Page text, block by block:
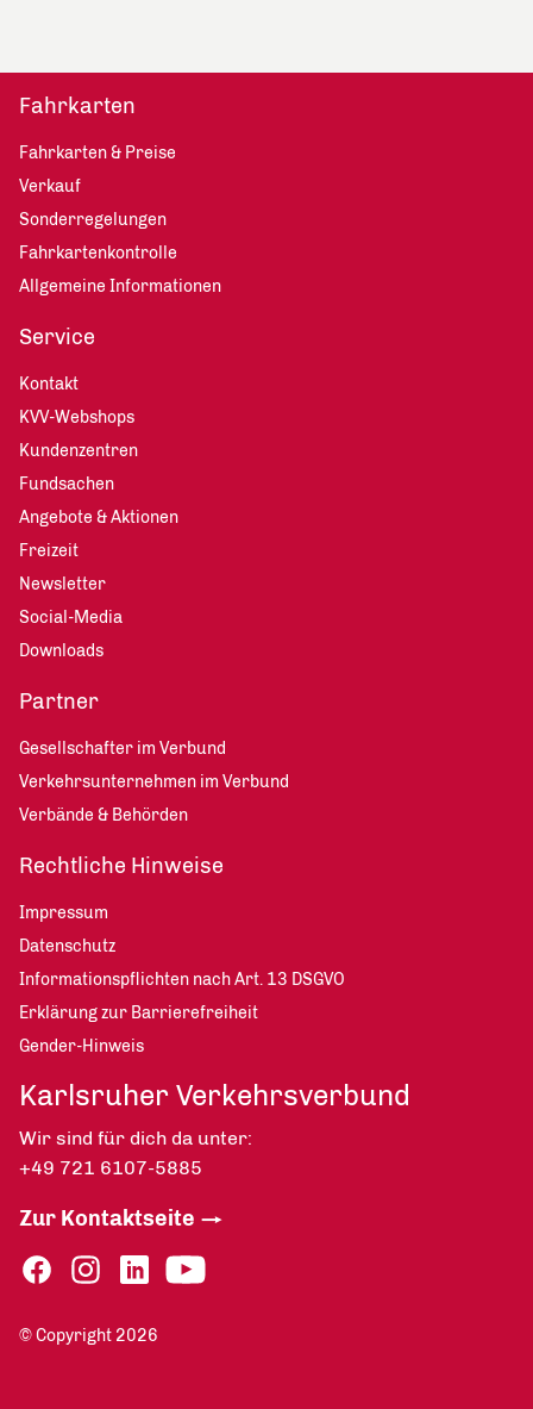
Fahrkarten
Fahrkarten & Preise
Verkauf
Sonderregelungen
Fahrkartenkontrolle
Allgemeine Informationen
Service
Kontakt
KVV-Webshops
Kundenzentren
Fundsachen
Angebote & Aktionen
Freizeit
Newsletter
Social-Media
Downloads
Partner
Gesellschafter im Verbund
Verkehrsunternehmen im Verbund
Verbände & Behörden
Rechtliche Hinweise
Impressum
Datenschutz
Informationspflichten nach Art. 13 DSGVO
Erklärung zur Barrierefreiheit
Gender-Hinweis
Karlsruher Verkehrsverbund
Wir sind für dich da unter:
+49 721 6107-5885
Zur Kontaktseite
© Copyright 2026